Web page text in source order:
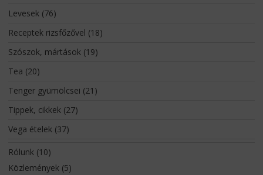
Levesek(76)
Receptek rizsfőzővel (18)
Szószok, mártások(19)
Tea (20)
Tenger gyümölcsei (21)
Tippek, cikkek(27)
Vega ételek(37)
Rólunk(10)
Közlemények(5)